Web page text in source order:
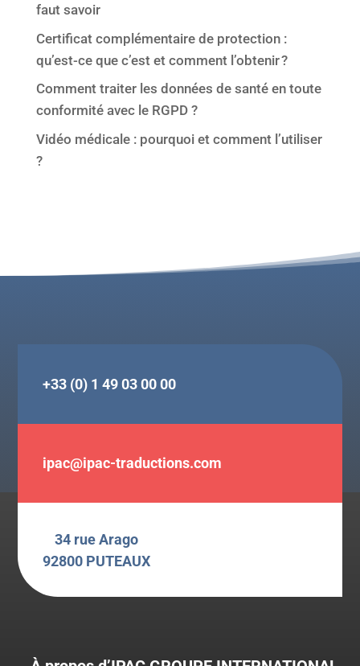
faut savoir
Certificat complémentaire de protection :
qu’est-ce que c’est et comment l’obtenir ?
Comment traiter les données de santé en toute
conformité avec le RGPD ?
Vidéo médicale : pourquoi et comment l’utiliser
?
+33 (0) 1 49 03 00 00
ipac@ipac-traductions.com
34 rue Arago
92800 PUTEAUX